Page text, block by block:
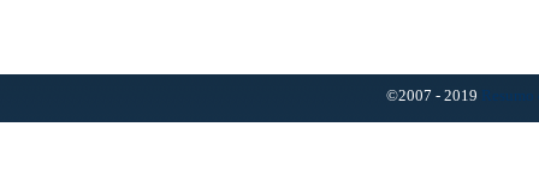
©2007 - 2019